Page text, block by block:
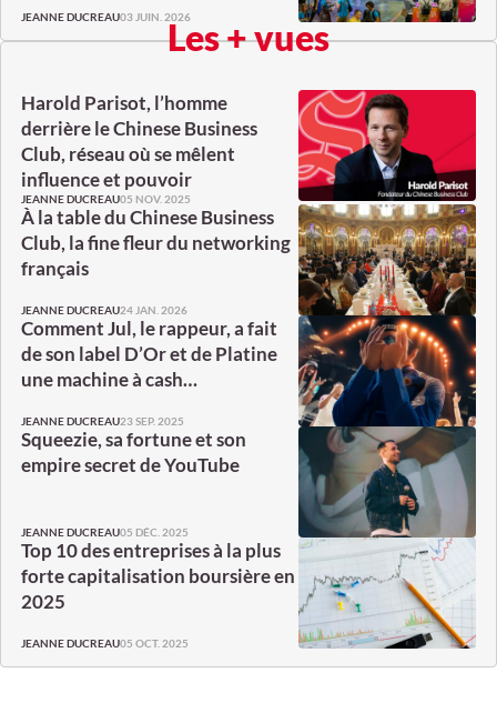
JEANNE DUCREAU03 JUIN. 2026Les + vues
Harold Parisot, l’homme
derrière le Chinese Business
Club, réseau où se mêlent
influence et pouvoir
JEANNE DUCREAU05 NOV. 2025
À la table du Chinese Business
Club, la fine fleur du networking
français
JEANNE DUCREAU24 JAN. 2026
Comment Jul, le rappeur, a fait
de son label D’Or et de Platine
une machine à cash…
JEANNE DUCREAU23 SEP. 2025
Squeezie, sa fortune et son
empire secret de YouTube
JEANNE DUCREAU05 DÉC. 2025
Top 10 des entreprises à la plus
forte capitalisation boursière en
2025
JEANNE DUCREAU05 OCT. 2025